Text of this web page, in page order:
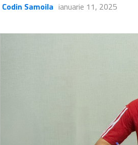
Codin Samoila ianuarie 11, 2025